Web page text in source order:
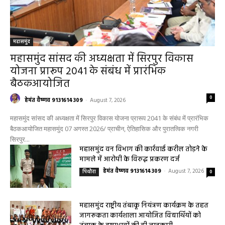
महासमुंद
योजना प्रारूप 2041 के संबंध में प्रारंभिक
बैठकआयोजित
हेमंत वैष्णव 9131614309 - August 7, 2026
महासमुंद सांसद की अध्यक्षता में सिरपुर विकास योजना प्रारूप 2041 के संबंध में प्रारंभिक
बैठकआयोजित महासमुंद 07 अगस्त 2026/ प्राचीन, ऐतिहासिक और पुरातत्विक नगरी
सिरपुर...
महासमुंद वन विभाग की कार्रवाई करील तोड़ने के
मामले में आरोपी के विरुद्ध प्रकरण दर्ज
पिथौरा हेमंत वैष्णव 9131614309 - August 7, 2026